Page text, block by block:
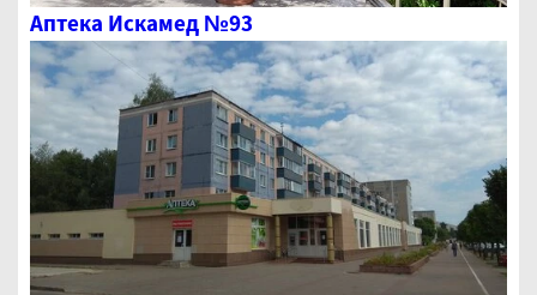
Аптека Искамед №93